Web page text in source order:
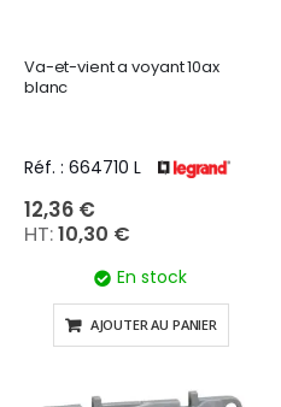
Va-et-vient a voyant 10ax
blanc
Réf. : 664710 L
12,36 €
10,30 €
En stock
AJOUTER AU PANIER